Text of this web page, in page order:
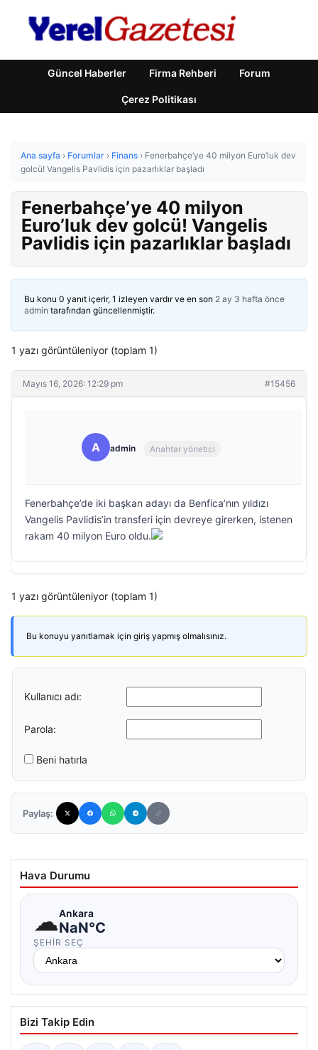
Güncel Haberler Firma Rehberi Forum
Çerez Politikası
Ana sayfa › Forumlar › Finans › Fenerbahçe’ye 40 milyon Euro’luk dev
golcü! Vangelis Pavlidis için pazarlıklar başladı
Fenerbahçe’ye 40 milyon
Euro’luk dev golcü! Vangelis
Pavlidis için pazarlıklar başladı
Bu konu 0 yanıt içerir, 1 izleyen vardır ve en son 2 ay 3 hafta önce
admin tarafından güncellenmiştir.
1 yazı görüntüleniyor (toplam 1)
Mayıs 16, 2026: 12:29 pm #15456
A admin Anahtar yönetici
Fenerbahçe’de iki başkan adayı da Benfica’nın yıldızı
Vangelis Pavlidis’in transferi için devreye girerken, istenen
rakam 40 milyon Euro oldu.
1 yazı görüntüleniyor (toplam 1)
Bu konuyu yanıtlamak için giriş yapmış olmalısınız.
Kullanıcı adı:
Parola:
Beni hatırla
Paylaş:
Hava Durumu
☁Ankara
NaN°C
ŞEHIR SEÇ
Bizi Takip Edin